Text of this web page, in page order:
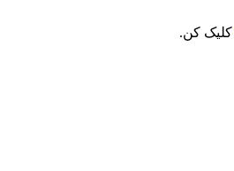
کلیک کن.